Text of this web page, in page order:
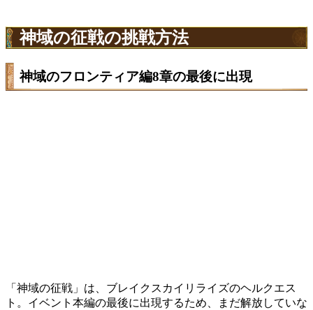
神域の征戦の挑戦方法
神域のフロンティア編8章の最後に出現
「神域の征戦」は、ブレイクスカイリライズのヘルクエス
ト。イベント本編の最後に出現するため、まだ解放していな